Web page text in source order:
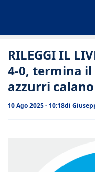
RILEGGI IL
4-0, termina
azzurri
10 Ago 2025 - 10:18di